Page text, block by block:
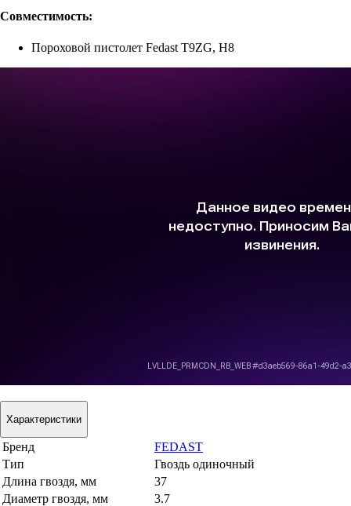
Совместимость:
Пороховой пистолет Fedast T9ZG, H8
Характеристики
Бренд
FEDAST
Тип
Гвоздь одиночный
Длина гвоздя, мм
37
Диаметр гвоздя, мм
3.7